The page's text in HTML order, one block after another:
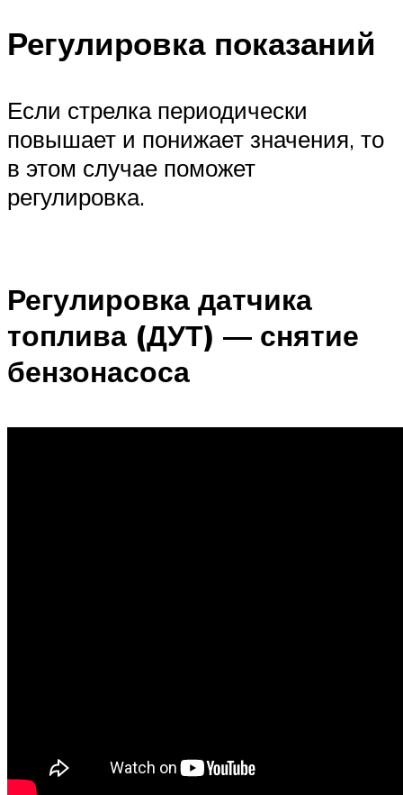
Регулировка показаний
Если стрелка периодически
повышает и понижает значения, то
в этом случае поможет
регулировка.
Регулировка датчика
топлива (ДУТ) — снятие
бензонасоса